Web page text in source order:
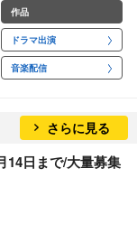
作品
ドラマ出演
音楽配信
さらに見る
14日まで/大量募集